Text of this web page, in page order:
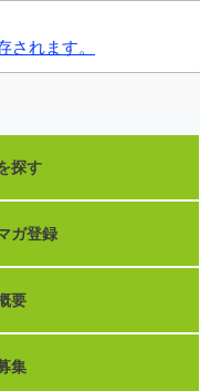
されます。
探す
ガ登録
要
集